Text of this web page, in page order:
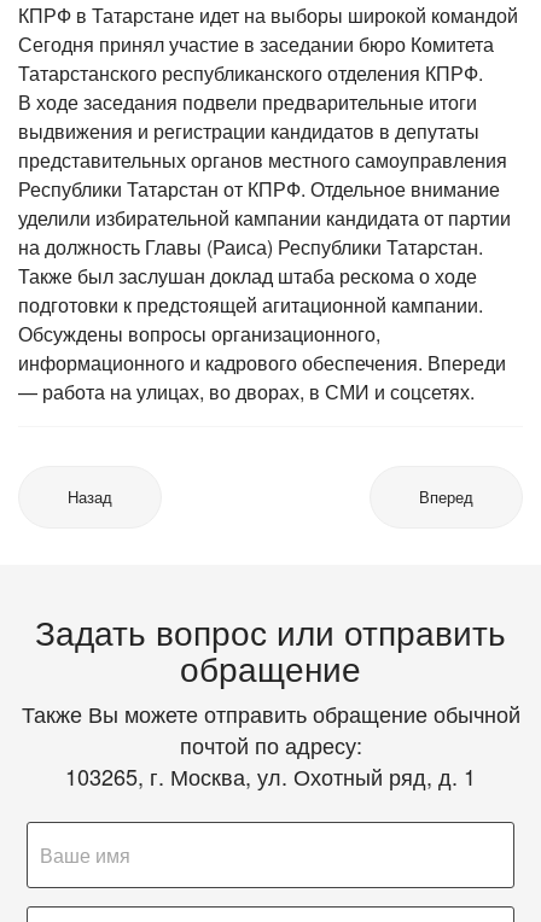
КПРФ в Татарстане идет на выборы широкой командой
Сегодня принял участие в заседании бюро Комитета
Татарстанского республиканского отделения КПРФ.
В ходе заседания подвели предварительные итоги
выдвижения и регистрации кандидатов в депутаты
представительных органов местного самоуправления
Республики Татарстан от КПРФ. Отдельное внимание
уделили избирательной кампании кандидата от партии
на должность Главы (Раиса) Республики Татарстан.
Также был заслушан доклад штаба рескома о ходе
подготовки к предстоящей агитационной кампании.
Обсуждены вопросы организационного,
информационного и кадрового обеспечения. Впереди
— работа на улицах, во дворах, в СМИ и соцсетях.
Назад Вперед
Задать вопрос или отправить
обращение
Также Вы можете отправить обращение обычной
почтой по адресу:
103265, г. Москва, ул. Охотный ряд, д. 1